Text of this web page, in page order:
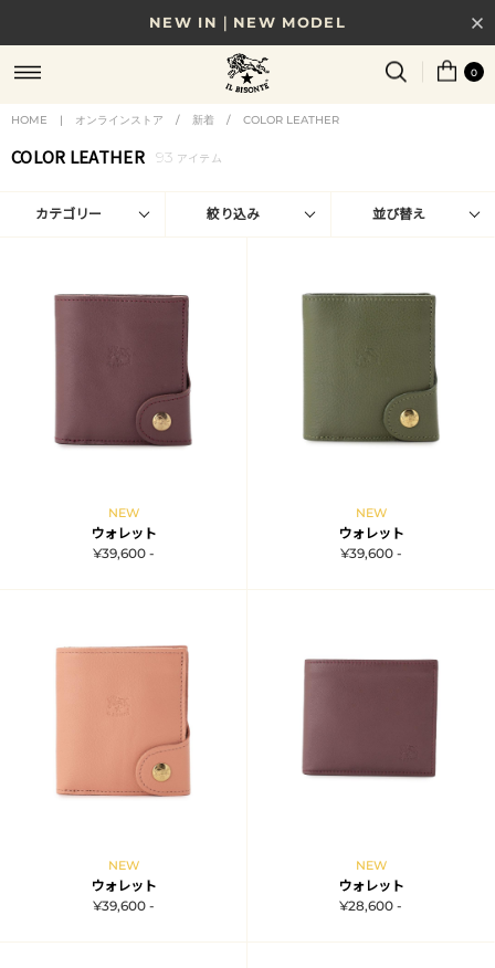
NEW IN｜NEW MODEL
8/17(月)10時まで｜税込11,000円以上で送料無料
贈る相手やシーンから選べる、新しいギフトガイド
NEW IN｜COLOR LEATHER
0
HOME | オンラインストア / 新着 / COLOR LEATHER
COLOR LEATHER 93 アイテム
カテゴリー 絞り込み 並び替え
NEW
ウォレット
¥39,600 -
NEW
ウォレット
¥39,600 -
NEW
ウォレット
¥39,600 -
NEW
ウォレット
¥28,600 -